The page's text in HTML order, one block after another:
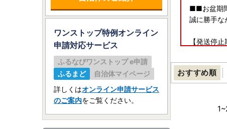
■■お盆期
誠に勝手な
【発送停
発送停止に
ご迷惑をお
おすすめ順
1~
ワンストップ特例オンライン
申請対応サービス
ふるなびワンストップ e申請
ふるまど
自治体マイページ
詳しくはオンライン申請サービス
のご案内をご覧ください。